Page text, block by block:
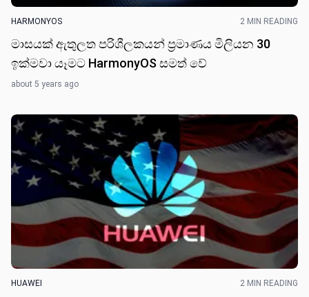
HARMONYOS 2 MIN READING
මාසයක් ඇතුලත පරිශීලකයන් ප්‍රමාණය මිලියන 30
ඉක්මවා යෑමට HarmonyOS සමත් වේ
about 5 years ago
HUAWEI 2 MIN READING